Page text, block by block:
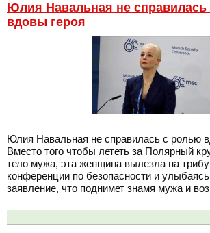
Юлия Навальная не
вдовы героя
Юлия Навальная не справилась с ролью
Вместо того чтобы лететь за Полярный
тело мужа, эта женщина вылезла на
конференции по безопасности и
заявление, что поднимет знамя мужа и